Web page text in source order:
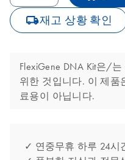
icon_0062_deliver-s 재고 상황 확인
FlexiGene DNA Kit은/
위한 것입니다. 이 제품
료용이 아닙니다.
✓ 연중무휴 하루 24시